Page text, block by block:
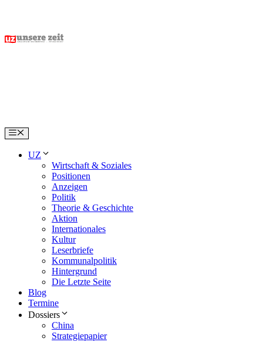
content
Menu
UZ
Wirtschaft & Soziales
Positionen
Anzeigen
Politik
Theorie & Geschichte
Aktion
Internationales
Kultur
Leserbriefe
Kommunalpolitik
Hintergrund
Die Letzte Seite
Blog
Termine
Dossiers
China
Strategiepapier